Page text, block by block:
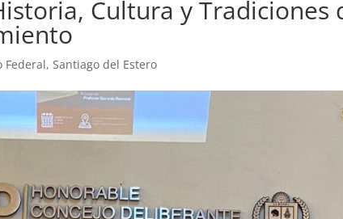
Cultura y Tradiciones
Federal,Santiago del Estero